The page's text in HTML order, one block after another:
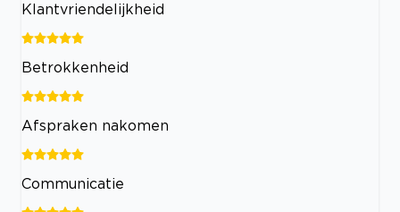
Klantvriendelijkheid
Betrokkenheid
Afspraken nakomen
Communicatie